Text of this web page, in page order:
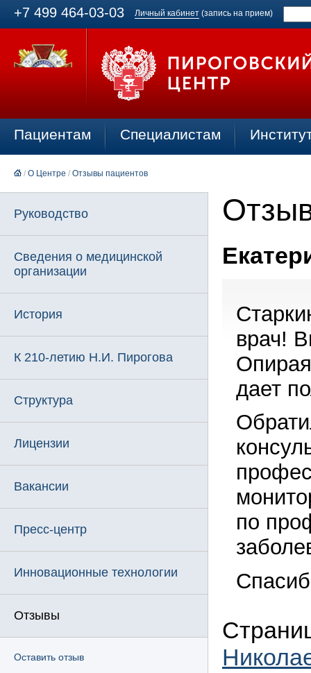
+7 499 464-03-03 Личный кабинет (запись на прием)
Пациентам Специалистам
/ О Центре / Отзывы пациентов
Руководство
Сведения о медицинской
организации
История
К 210-летию Н.И. Пирогова
Структура
Лицензии
Вакансии
Пресс-центр
Инновационные технологии
Отзывы
Оставить отзыв
врач!
дает
по